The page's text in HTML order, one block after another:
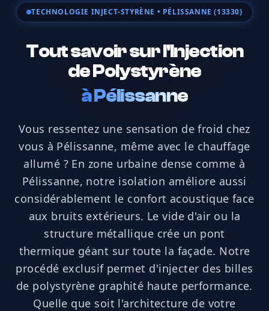
TECHNOLOGIE INJECT-STYRÈNE • PÉLISSANNE (13330)
Tout savoir sur l'Injection
de Polystyrène
àPélissanne
Vous ressentez une sensation de froid chez
vous à Pélissanne, même avec le chauffage
allumé ? En zone urbaine dense comme à
Pélissanne, notre isolation améliore aussi
considérablement le confort acoustique face
aux bruits extérieurs. Le vide d'air ou la
structure métallique crée un pont
thermique géant sur toute la façade. Notre
procédé exclusif permet d'injecter des billes
de polystyrène graphité haute performance.
Quelle que soit l'architecture de votre